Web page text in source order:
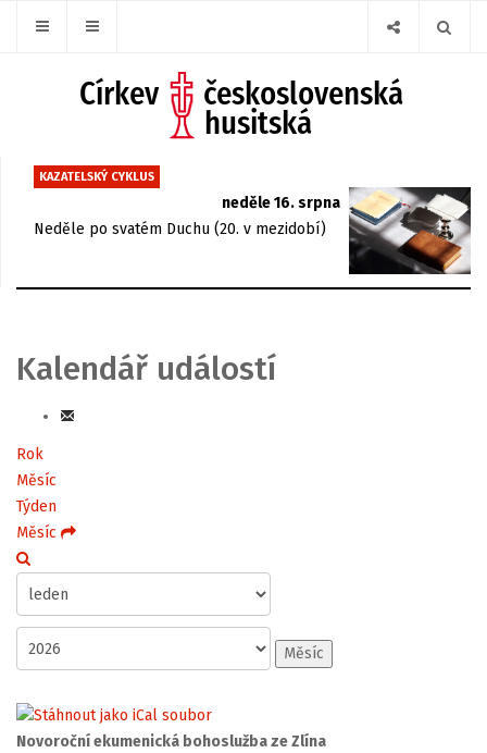
KAZATELSKÝ CYKLUS
neděle 16. srpna
Neděle po svatém Duchu (20. v mezidobí)
Kalendář událostí
Rok
Měsíc
Týden
Měsíc
Měsíc
Novoroční ekumenická bohoslužba ze Zlína